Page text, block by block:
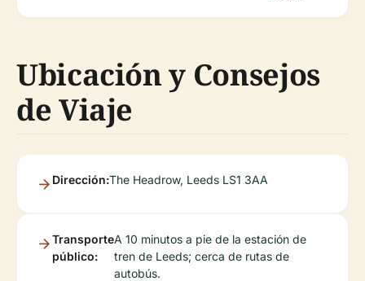
Ubicación y Consejos
de Viaje
Dirección:The Headrow, Leeds LS1 3AA
Transporte
público:
A 10 minutos a pie de la estación de
tren de Leeds; cerca de rutas de
autobús.